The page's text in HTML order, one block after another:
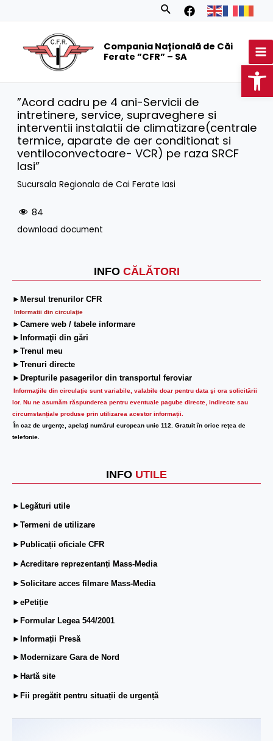
Search
Compania Națională de Căi
Ferate ”CFR” – SA
INFO CĂLĂTORI
►Mersul trenurilor CFR
Informatii din circulaţie
►Camere web / tabele informare
►Informaţii din gări
►Trenul meu
►Trenuri directe
►Drepturile pasagerilor din transportul feroviar
Informaţiile din circulaţie sunt variabile, valabile doar pentru data şi ora solicitării
lor. Nu ne asumăm răspunderea pentru eventuale pagube directe, indirecte sau
circumstanțiale produse prin utilizarea acestor informații.
În caz de urgenţe, apelaţi numărul european unic 112. Gratuit în orice reţea de
telefonie.
INFO UTILE
►Legături utile
►Termeni de utilizare
►Publicații oficiale CFR
►Acreditare reprezentanți Mass-Media
►Solicitare acces filmare Mass-Media
►ePetiție
►Formular Legea 544/2001
►Informații Presă
►Modernizare Gara de Nord
►Hartă site
►Fii pregătit pentru situații de urgență
”Acord cadru pe 4 ani-Servicii de
intretinere, service, supraveghere si
interventii instalatii de climatizare(centrale
termice, aparate de aer conditionat si
ventiloconvectoare- VCR) pe raza SRCF
Iasi”
Sucursala Regionala de Cai Ferate Iasi
84
download document